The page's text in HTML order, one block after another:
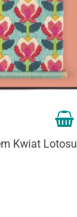
Kwiat Lotosu